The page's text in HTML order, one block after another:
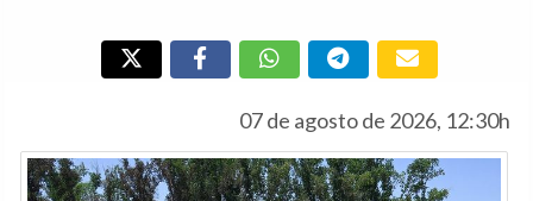
07 de agosto de 2026, 12:30h